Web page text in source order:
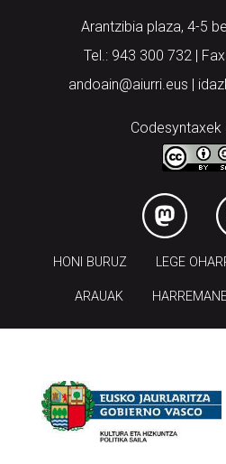
Arantzibia plaza, 4-5
Tel.: 943 300 732 |
andoain@aiurri.eus |
Codesyntaxek
HONI BURUZ LEGE
ARAUAK